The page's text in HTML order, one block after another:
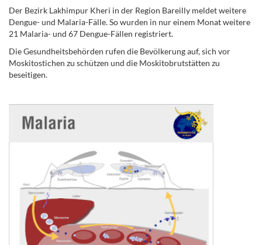
Der Bezirk Lakhimpur Kheri in der Region Bareilly meldet weitere
Dengue- und Malaria-Fälle. So wurden in nur einem Monat weitere
21 Malaria- und 67 Dengue-Fällen registriert.
Die Gesundheitsbehörden rufen die Bevölkerung auf, sich vor
Moskitostichen zu schützen und die Moskitobrutstätten zu
beseitigen.